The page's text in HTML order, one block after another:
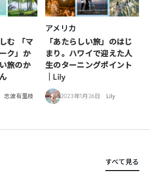
む 「マ
ク」か
旅のか
志波有里枝
アメリカ
「あたらしい旅」のはじ
まり。ハワイで迎えた人
生のターニングポイント
｜Lily
2023年1月26日 Lily
すべて見る